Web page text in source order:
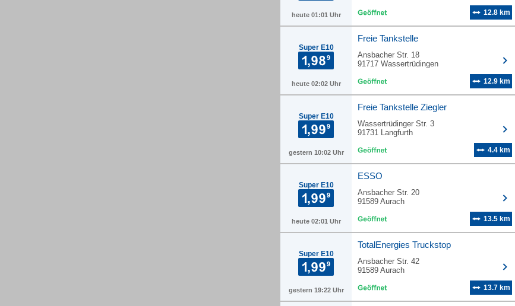
heute 01:01 Uhr 12.8 km
Super E10
heute 02:02 Uhr
Freie Tankstelle
Ansbacher Str. 18
91717 Wassertrüdingen
12.9 km
Super E10
gestern 10:02 Uhr
Freie Tankstelle Ziegler
Wassertrüdinger Str. 3
91731 Langfurth
4.4 km
Super E10
heute 02:01 Uhr
ESSO
Ansbacher Str. 20
91589 Aurach
13.5 km
Super E10
gestern 19:22 Uhr
TotalEnergies Truckstop
Ansbacher Str. 42
91589 Aurach
13.7 km